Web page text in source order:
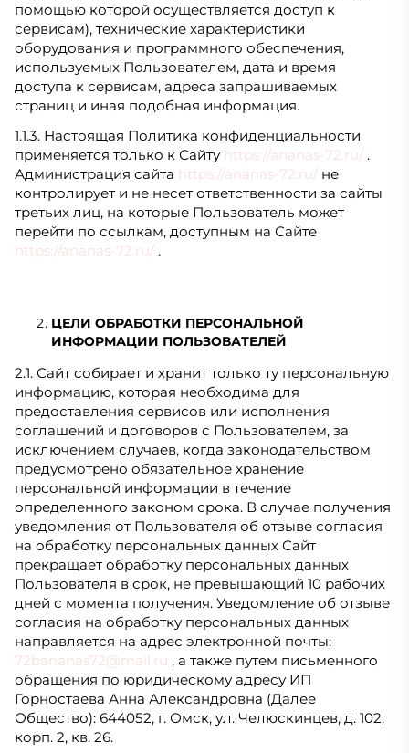
помощью которой осуществляется доступ к
сервисам), технические характеристики
оборудования и программного обеспечения,
используемых Пользователем, дата и время
доступа к сервисам, адреса запрашиваемых
страниц и иная подобная информация.
1.1.3. Настоящая Политика конфиденциальности
применяется только к Сайту https://ananas-72.ru/ .
Администрация сайта https://ananas-72.ru/ не
контролирует и не несет ответственности за сайты
третьих лиц, на которые Пользователь может
перейти по ссылкам, доступным на Сайте
https://ananas-72.ru/ .
ЦЕЛИ ОБРАБОТКИ ПЕРСОНАЛЬНОЙ
ИНФОРМАЦИИ ПОЛЬЗОВАТЕЛЕЙ
2.1. Сайт собирает и хранит только ту персональную
информацию, которая необходима для
предоставления сервисов или исполнения
соглашений и договоров с Пользователем, за
исключением случаев, когда законодательством
предусмотрено обязательное хранение
персональной информации в течение
определенного законом срока. В случае получения
уведомления от Пользователя об отзыве согласия
на обработку персональных данных Сайт
прекращает обработку персональных данных
Пользователя в срок, не превышающий 10 рабочих
дней с момента получения. Уведомление об отзыве
согласия на обработку персональных данных
направляется на адрес электронной почты:
72bananas72@mail.ru , а также путем письменного
обращения по юридическому адресу ИП
Горностаева Анна Александровна (Далее
Общество): 644052, г. Омск, ул. Челюскинцев, д. 102,
корп. 2, кв. 26.